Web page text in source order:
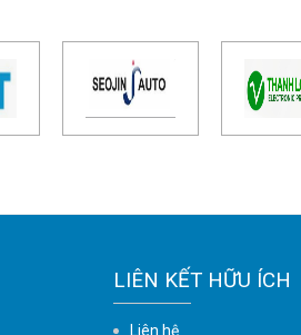
LIÊN KẾT HỮU ÍCH
Liên hệ